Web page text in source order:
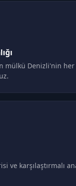
mülkü Denizli'nin
ve karşılaştırmalı